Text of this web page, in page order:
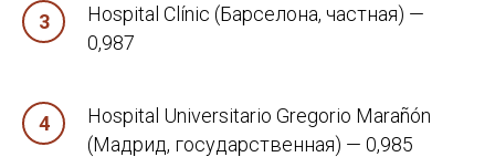
Hospital Clínic (Барселона, частная) —
0,987
Hospital Universitario Gregorio Marañón
(Мадрид, государственная) — 0,985